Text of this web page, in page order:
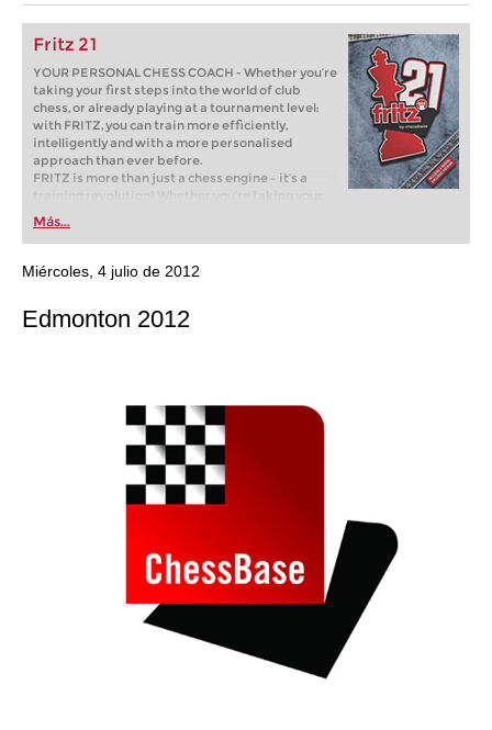
Fritz 21
YOUR PERSONAL CHESS COACH - Whether you’re
taking your first steps into the world of club
chess, or already playing at a tournament level:
with FRITZ, you can train more efficiently,
intelligently and with a more personalised
approach than ever before.
FRITZ is more than just a chess engine – it’s a
training revolution! Whether you’re taking your
first steps into the world of club chess, or already
playing at a tournament level: with FRITZ, you can
train more efficiently, intelligently and with a
more personalised approach than ever before.
Más...
Miércoles, 4 julio de 2012
Edmonton 2012